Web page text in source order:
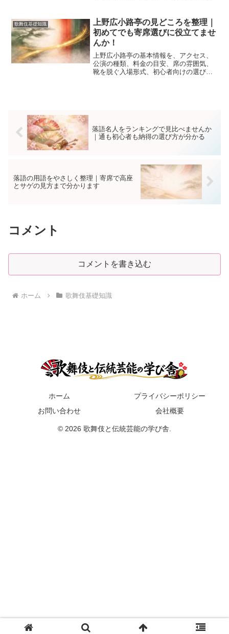
ける調べ方までを分かる順で丁寧に整理
します。
歌舞伎基礎知識
上野広小路亭の見どころを整理｜
初めてでも寄席選びに役立てませ
んか！
上野広小路亭の基本情報を、アクセス、
公演の種類、料金の目安、席の雰囲気、
靴を脱ぐ入場形式、初心者向けの選び方
落語名人をランキングで見比べませんか
｜通も初心者も納得の選び方が分かる
落語の用語をやさしく整理｜寄席で高座
とサゲの見方まで分かります
コメント
コメントを書き込む
ホーム 歌舞伎基礎知識
ホーム
プライバシーポリシー
お問い合わせ
会社概要
© 2026 歌舞伎と伝統芸能の学び舎.